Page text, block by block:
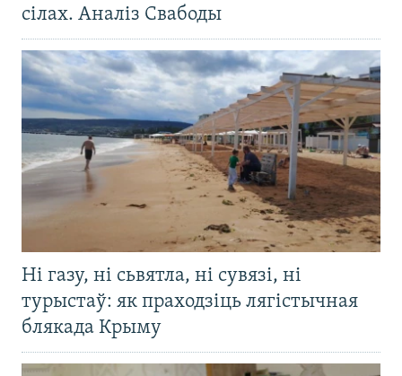
сілах. Аналіз Свабоды
Ні газу, ні сьвятла, ні сувязі, ні
турыстаў: як праходзіць лягістычная
блякада Крыму